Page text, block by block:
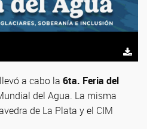
a cabo la 6ta. Feria del
del Agua. La misma
de La Plata y el CIM